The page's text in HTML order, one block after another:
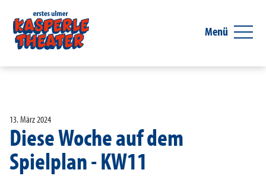
Menü
13. März 2024
Diese Woche auf dem
Spielplan - KW11